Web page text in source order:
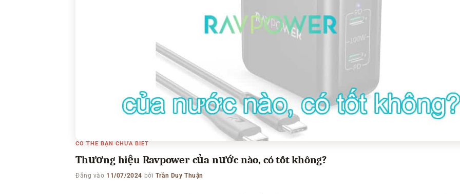
CÓ THỂ BẠN CHƯA BIẾT
Thương hiệu Ravpower của nước nào, có tốt không?
Đăng vào 11/07/2024 bởi Trần Duy Thuận